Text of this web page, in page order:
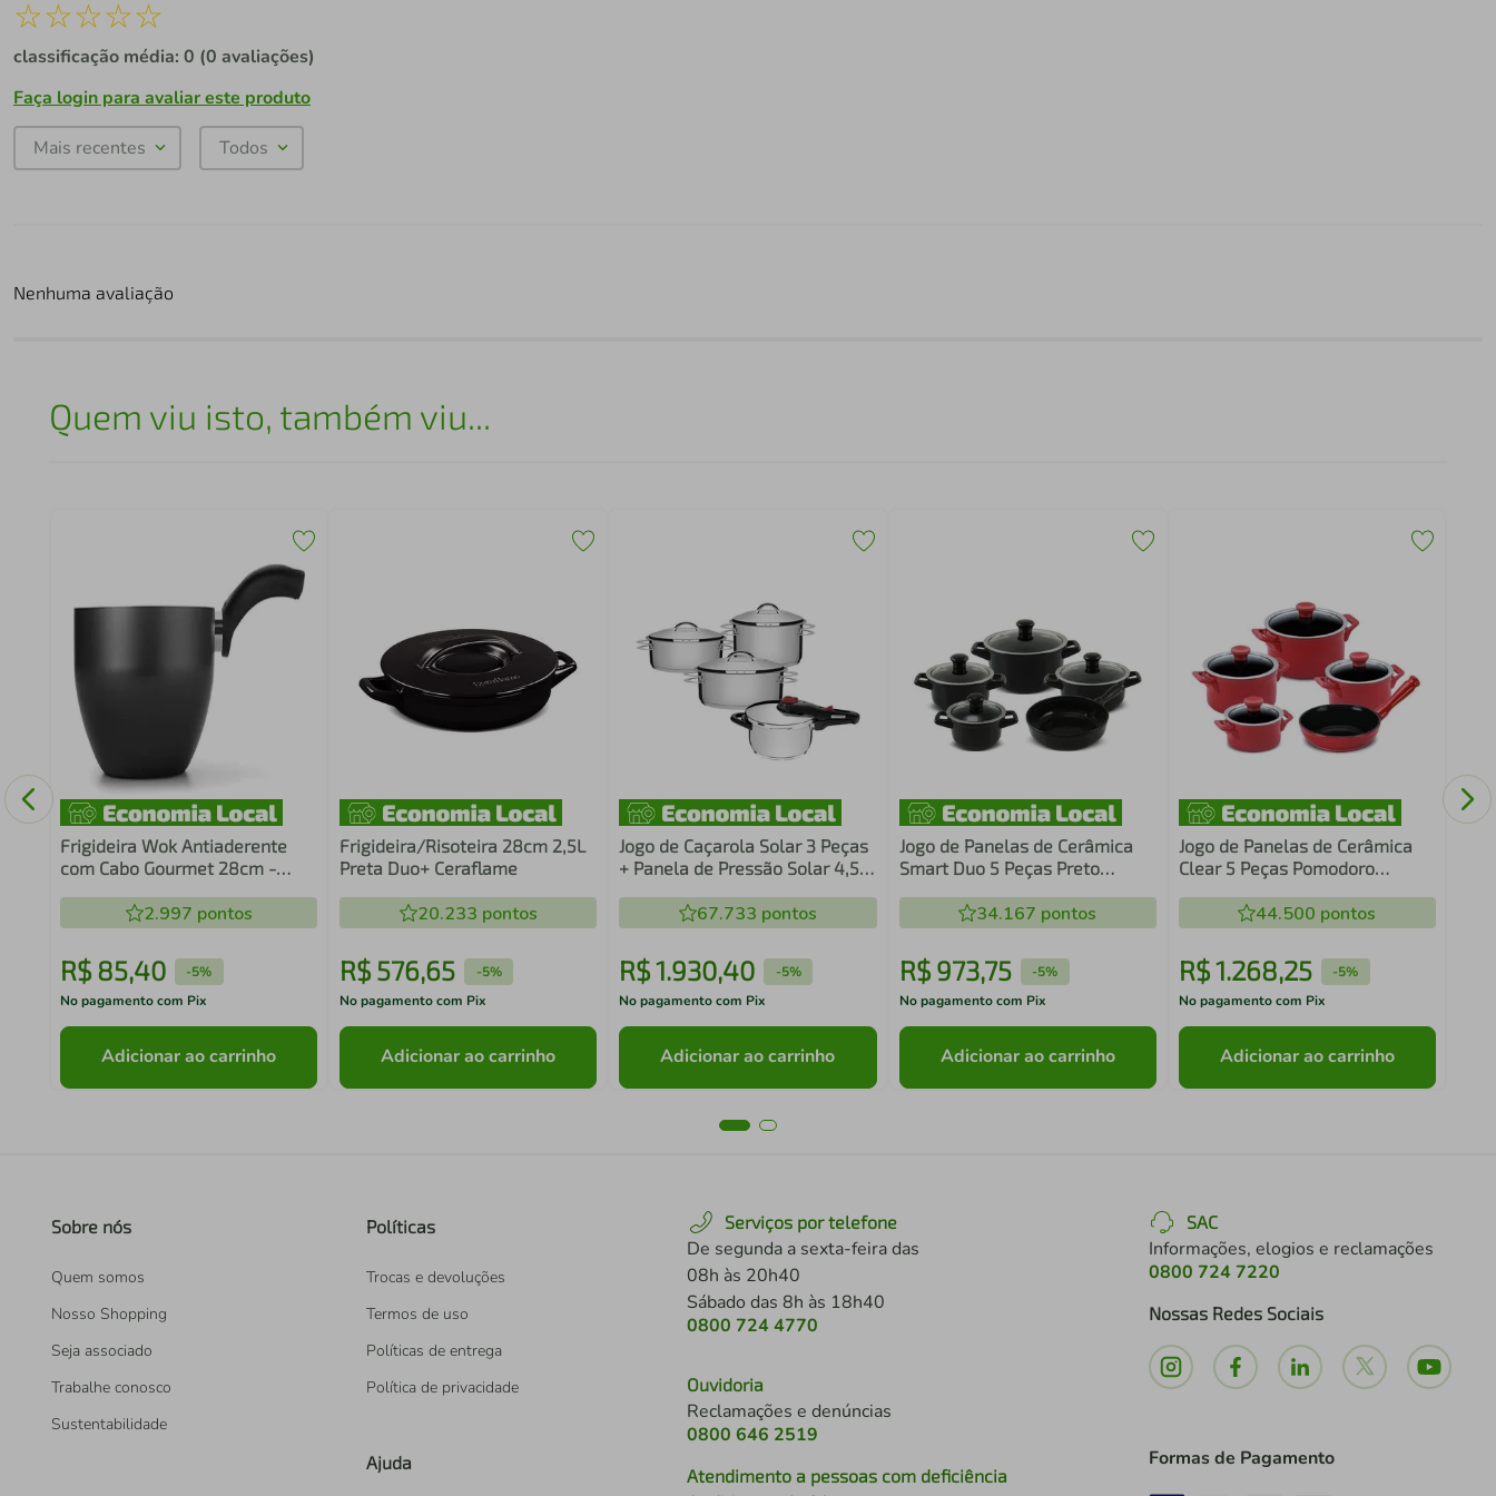
☆☆☆☆☆
classificação média: 0 (0 avaliações)
Faça login para avaliar este produto
Mais recentes Todos
Nenhuma avaliação
Quem viu isto, também viu...
Frigideira Wok Antiaderente
com Cabo Gourmet 28cm -
2.997 pontos
R$ 85,40 -5%
No pagamento com Pix
Adicionar ao carrinho
Frigideira/Risoteira 28cm 2,5L
Preta Duo+ Ceraflame
20.233 pontos
R$ 576,65 -5%
No pagamento com Pix
Adicionar ao carrinho
Jogo de Caçarola Solar 3 Peças
+ Panela de Pressão Solar 4,5 L
Tramontina67.733 pontos
R$1.930,40 -5%
No pagamento com Pix
Adicionar ao carrinho
Jogo de Panelas de Cerâmica
Smart Duo 5 Peças Preto
34.167 pontos
R$ 973,75 -5%
No pagamento com Pix
Adicionar ao carrinho
Jogo de Panelas de Cerâmica
Clear 5 Peças Pomodoro
44.500 pontos
R$1.268,25 -5%
No pagamento com Pix
Adicionar ao carrinho
Sobre nós
Quem somos
Nosso Shopping
Seja associado
Trabalhe conosco
Sustentabilidade
Políticas
Trocas e devoluções
Termos de uso
Políticas de entrega
Política de privacidade
Ajuda
Serviços por telefone
De segunda a sexta-feira das
08h às 20h40
Sábado das 8h às 18h40
0800 724 4770
Ouvidoria
Reclamações e denúncias
0800 646 2519
Atendimento a pessoas com deficiência
SAC
Informações, elogios e reclamações
0800 724 7220
Nossas Redes Sociais
Formas de Pagamento